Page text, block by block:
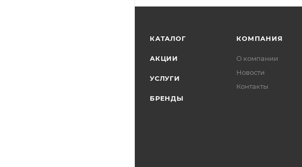
КАТАЛОГ
АКЦИИ
УСЛУГИ
БРЕНДЫ
КОМПАНИЯ
О компании
Новости
Контакты